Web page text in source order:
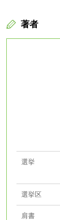
著者
選挙
選挙区
肩書